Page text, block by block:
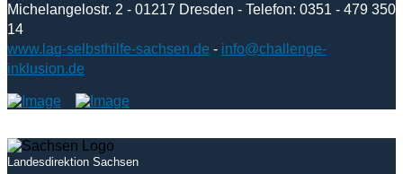
Michelangelostr. 2 - 01217 Dresden - Telefon: 0351 - 479 350
14
www.lag-selbsthilfe-sachsen.de - info@challenge-
inklusion.de
Landesdirektion Sachsen